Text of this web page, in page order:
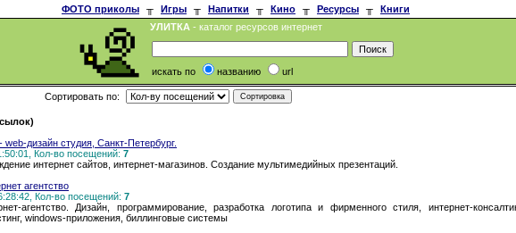
ФОТО приколы ╥ Игры ╥ Напитки ╥ Кино ╥ Ресурсы ╥
Книги
УЛИТКА - каталог ресурсов интернет
искать по названию url
Сортировать по:
web-дизайн студия, Санкт-Петербург.
Кол-во посещений: 7
интернет сайтов, интернет-магазинов. Создание мультимедийных презентаций.
агентство
Кол-во посещений: 7
агентство. Дизайн, программирование, разработка логотипа и фирменного стиля, интернет-
windows-приложения, биллинговые системы